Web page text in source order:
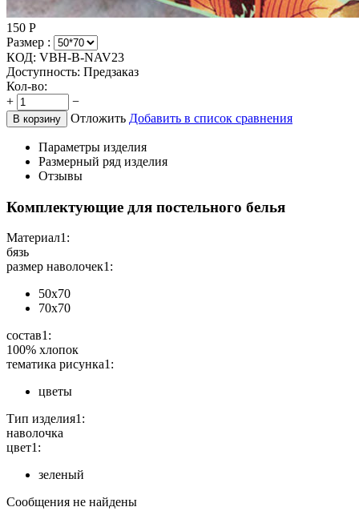
150 Р
Размер :
КОД: VBH-B-NAV23
Доступность: Предзаказ
Кол-во:
+
−
В корзину Отложить Добавить в список сравнения
Параметры изделия
Размерный ряд изделия
Отзывы
Комплектующие для постельного белья
Материал1:
бязь
размер наволочек1:
50х70
70х70
состав1:
100% хлопок
тематика рисунка1:
цветы
Тип изделия1:
наволочка
цвет1:
зеленый
Сообщения не найдены